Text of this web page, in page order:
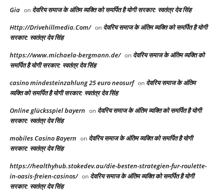
Gia on देवरिय समाज के अंतिम व्यक्ति को समर्पित है योगी सरकार: स्वतंत्र देव सिंह
Http://Drivehillmedia.Com/ on देवरिय समाज के अंतिम व्यक्ति को समर्पित है योगी
सरकार: स्वतंत्र देव सिंह
https://www.michaela-bergmann.de/ on देवरिय समाज के अंतिम व्यक्ति को
समर्पित है योगी सरकार: स्वतंत्र देव सिंह
casino mindesteinzahlung 25 euro neosurf on देवरिय समाज के अंतिम
व्यक्ति को समर्पित है योगी सरकार: स्वतंत्र देव सिंह
Online glücksspiel bayern on देवरिय समाज के अंतिम व्यक्ति को समर्पित है योगी
सरकार: स्वतंत्र देव सिंह
mobiles Casino Bayern on देवरिय समाज के अंतिम व्यक्ति को समर्पित है योगी
सरकार: स्वतंत्र देव सिंह
https://healthyhub.stokedev.au/die-besten-strategien-fur-roulette-
in-oasis-freien-casinos/ on देवरिय समाज के अंतिम व्यक्ति को समर्पित है योगी
सरकार: स्वतंत्र देव सिंह